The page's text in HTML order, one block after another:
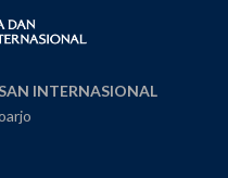
INTERNASIONAL